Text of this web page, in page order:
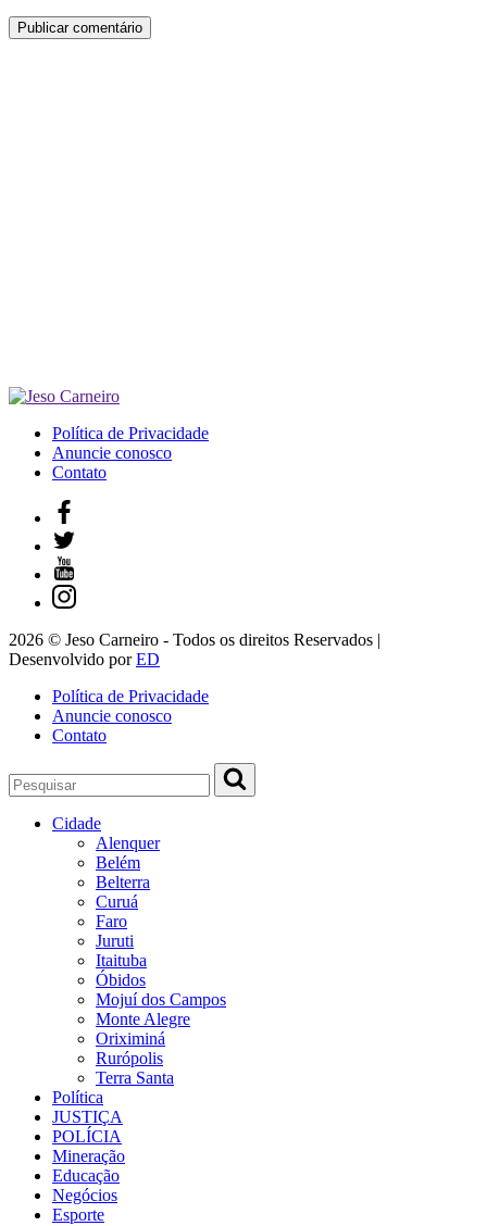
Política de Privacidade
Anuncie conosco
Contato
2026 © Jeso Carneiro - Todos os direitos Reservados |
Desenvolvido porED
Política de Privacidade
Anuncie conosco
Contato
Cidade
Alenquer
Belém
Belterra
Curuá
Faro
Juruti
Itaituba
Óbidos
Mojuí dos Campos
Monte Alegre
Oriximiná
Rurópolis
Terra Santa
Política
JUSTIÇA
POLÍCIA
Mineração
Educação
Negócios
Esporte